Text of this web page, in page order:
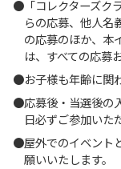
「コレクターズ
らの応募、他人名
の応募のほか、本
は、すべての応募
お子様も年齢に関
応募後・当選後の
日必ずご参加いた
屋外でのイベント
願いいたします。